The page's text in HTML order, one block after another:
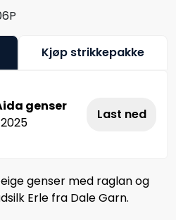
Kjøp strikkepakke
genser
Last ned
genser med raglan og
Erle fra Dale Garn.